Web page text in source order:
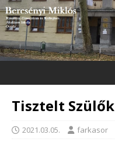
Tisztelt
2021.03.05. farkasor